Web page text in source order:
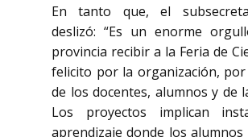
En tanto que, el
deslizó: “Es un enorme
provincia recibir a la Feria de
felicito por la organización,
de los docentes, alumnos y de
Los proyectos implican
aprendizaje donde los alumnos